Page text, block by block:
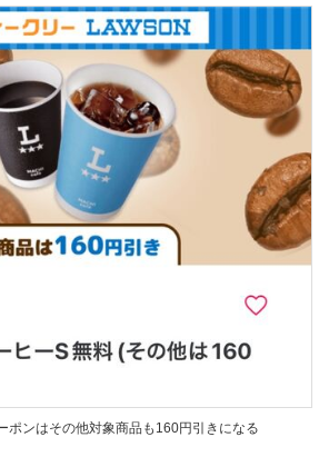
ポンはその他対象商品も160円引きになる